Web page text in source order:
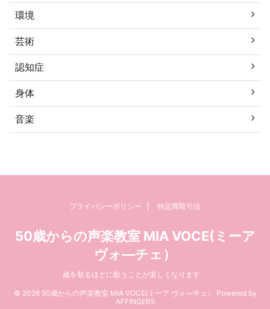
環境
芸術
認知症
身体
音楽
プライバシーポリシー 特定商取引法
50歳からの声楽教室 MIA VOCE(ミーア
ヴォ―チェ）
歳を取るほどに歌うことが楽しくなります
© 2026 50歳からの声楽教室 MIA VOCE(ミーア ヴォ―チェ） Powered by
AFFINGER5